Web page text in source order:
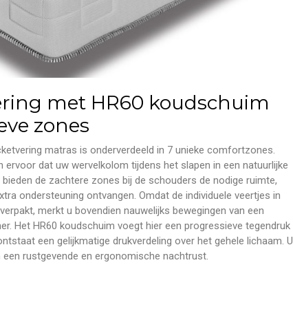
met HR60 koudschuim
zones
matras is onderverdeeld in 7 unieke comfortzones.
ervoor dat uw wervelkolom tijdens het slapen in een natuurlijke
de zachtere zones bij de schouders de nodige ruimte,
ondersteuning ontvangen. Omdat de individuele veertjes in
merkt u bovendien nauwelijks bewegingen van een
Het HR60 koudschuim voegt hier een progressieve tegendruk
een gelijkmatige drukverdeling over het gehele lichaam. U
een rustgevende en ergonomische nachtrust.